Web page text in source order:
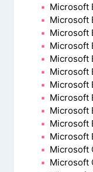
Microsoft
Microsoft
Microsoft
Microsoft
Microsoft
Microsoft
Microsoft
Microsoft
Microsoft
Microsoft
Microsoft
Microsoft
Microsoft